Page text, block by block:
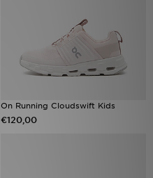
On Running Cloudswift Kids
€120,00